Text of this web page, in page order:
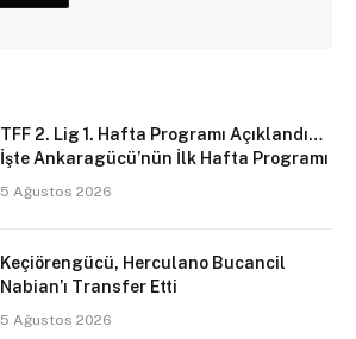
TFF 2. Lig 1. Hafta Programı Açıklandı…
İşte Ankaragücü’nün İlk Hafta Programı
5 Ağustos 2026
Keçiörengücü, Herculano Bucancil
Nabian’ı Transfer Etti
5 Ağustos 2026